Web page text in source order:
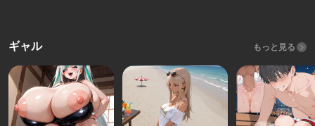
ギャル もっと見る